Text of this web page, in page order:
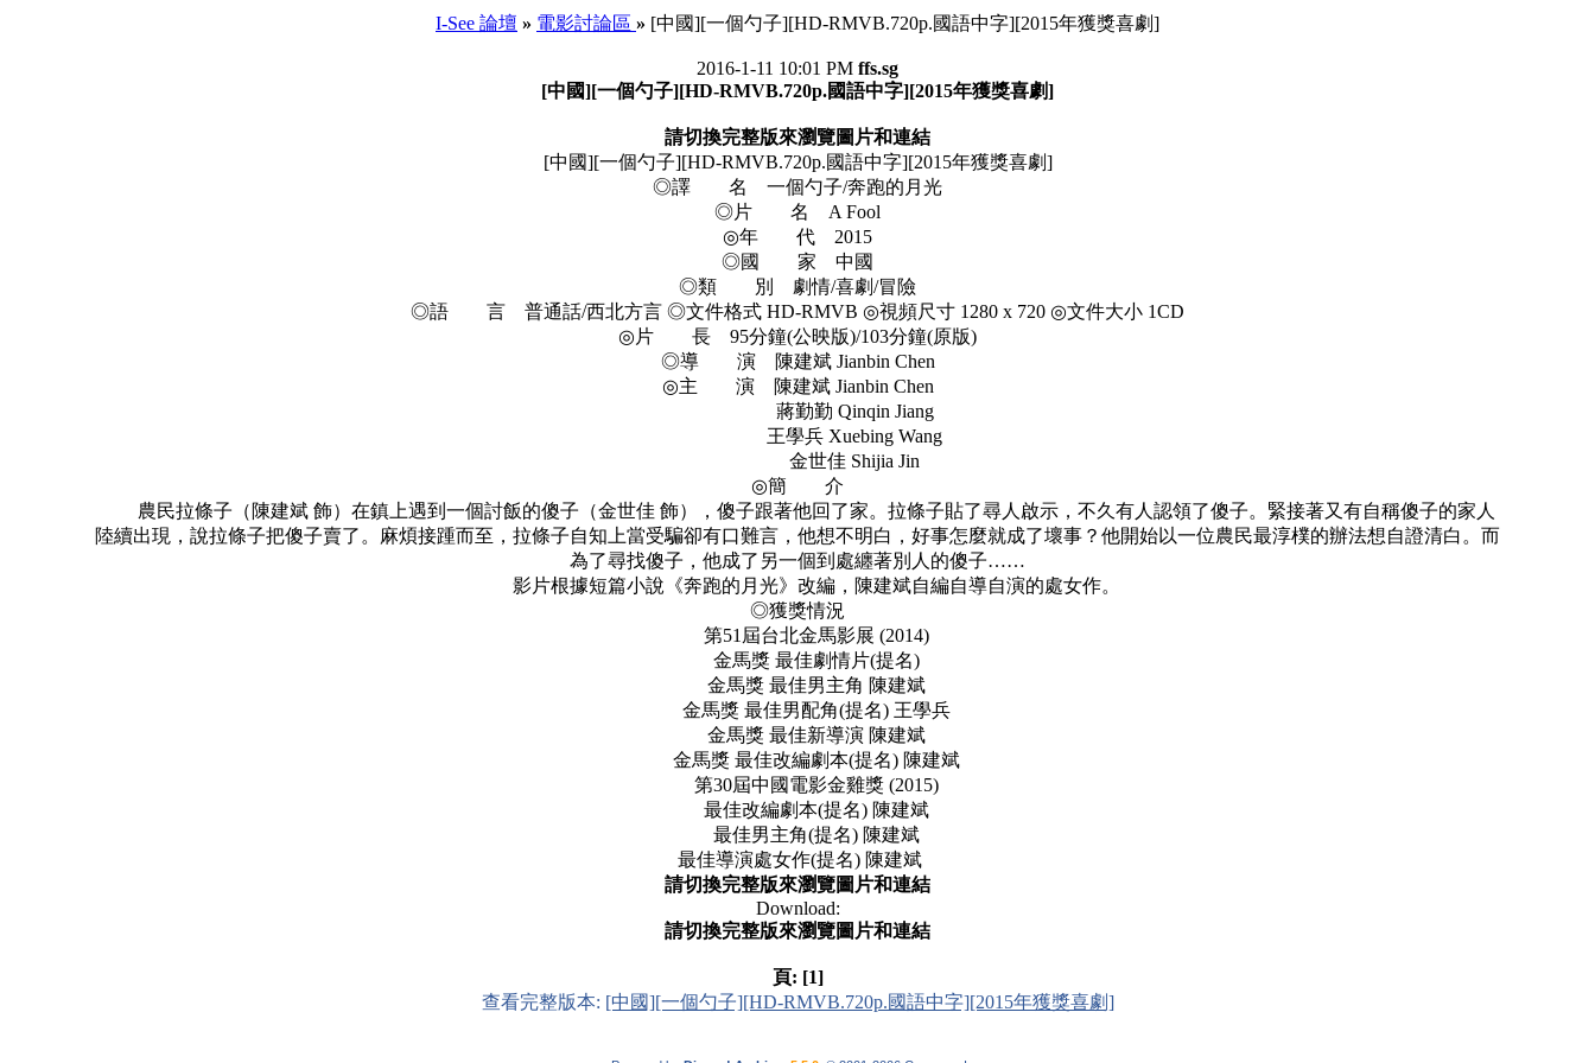
I-See 論壇 » 電影討論區 » [中國][一個勺子][HD-RMVB.720p.國語中字][2015年獲獎喜劇]
2016-1-11 10:01 PM ffs.sg
[中國][一個勺子][HD-RMVB.720p.國語中字][2015年獲獎喜劇]
請切換完整版來瀏覽圖片和連結
[中國][一個勺子][HD-RMVB.720p.國語中字][2015年獲獎喜劇]
◎譯 名 一個勺子/奔跑的月光
◎片 名 A Fool
◎年 代 2015
◎國 家 中國
◎類 別 劇情/喜劇/冒險
◎語 言 普通話/西北方言 ◎文件格式 HD-RMVB ◎視頻尺寸 1280 x 720 ◎文件大小 1CD
◎片 長 95分鐘(公映版)/103分鐘(原版)
◎導 演 陳建斌 Jianbin Chen
◎主 演 陳建斌 Jianbin Chen
蔣勤勤 Qinqin Jiang
王學兵 Xuebing Wang
金世佳 Shijia Jin
◎簡 介
農民拉條子（陳建斌 飾）在鎮上遇到一個討飯的傻子（金世佳 飾），傻子跟著他回了家。拉條子貼了尋人啟示，不久有人認領了傻子。緊接著又有自稱傻子的家人
陸續出現，說拉條子把傻子賣了。麻煩接踵而至，拉條子自知上當受騙卻有口難言，他想不明白，好事怎麼就成了壞事？他開始以一位農民最淳樸的辦法想自證清白。而
為了尋找傻子，他成了另一個到處纏著別人的傻子……
影片根據短篇小說《奔跑的月光》改編，陳建斌自編自導自演的處女作。
◎獲獎情況
第51屆台北金馬影展 (2014)
金馬獎 最佳劇情片(提名)
金馬獎 最佳男主角 陳建斌
金馬獎 最佳男配角(提名) 王學兵
金馬獎 最佳新導演 陳建斌
金馬獎 最佳改編劇本(提名) 陳建斌
第30屆中國電影金雞獎 (2015)
最佳改編劇本(提名) 陳建斌
最佳男主角(提名) 陳建斌
最佳導演處女作(提名) 陳建斌
請切換完整版來瀏覽圖片和連結
Download:
請切換完整版來瀏覽圖片和連結
頁: [1]
查看完整版本: [中國][一個勺子][HD-RMVB.720p.國語中字][2015年獲獎喜劇]